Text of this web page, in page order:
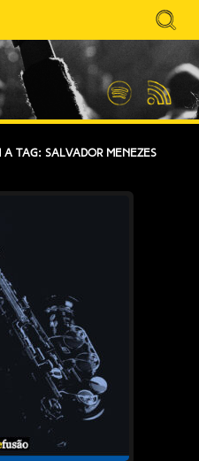
Search
for:
CONVERSA
Spotify Feed
RSS
tag: Salvador Menezes